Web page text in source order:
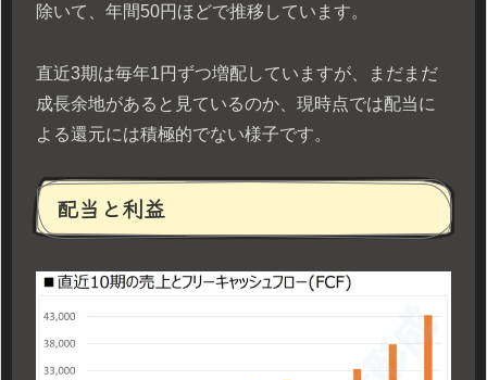
除いて、年間50円ほどで推移しています。
直近3期は毎年1円ずつ増配していますが、まだまだ
成長余地があると見ているのか、現時点では配当に
よる還元には積極的でない様子です。
配当と利益